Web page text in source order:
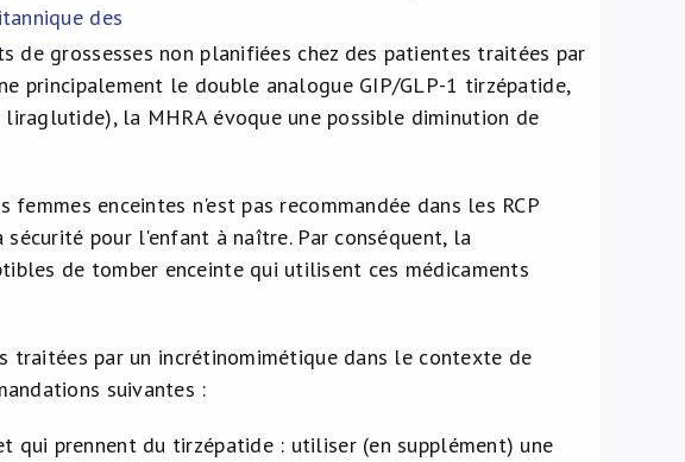
des
de grossesses non planifiées chez des patientes traitées par
principalement le double analogue GIP/GLP-1 tirzépatide,
la MHRA évoque une possible diminution de
enceintes n'est pas recommandée dans les RCP
pour l'enfant à naître. Par conséquent, la
de tomber enceinte qui utilisent ces médicaments
par un incrétinomimétique dans le contexte de
suivantes :
prennent du tirzépatide : utiliser (en supplément) une